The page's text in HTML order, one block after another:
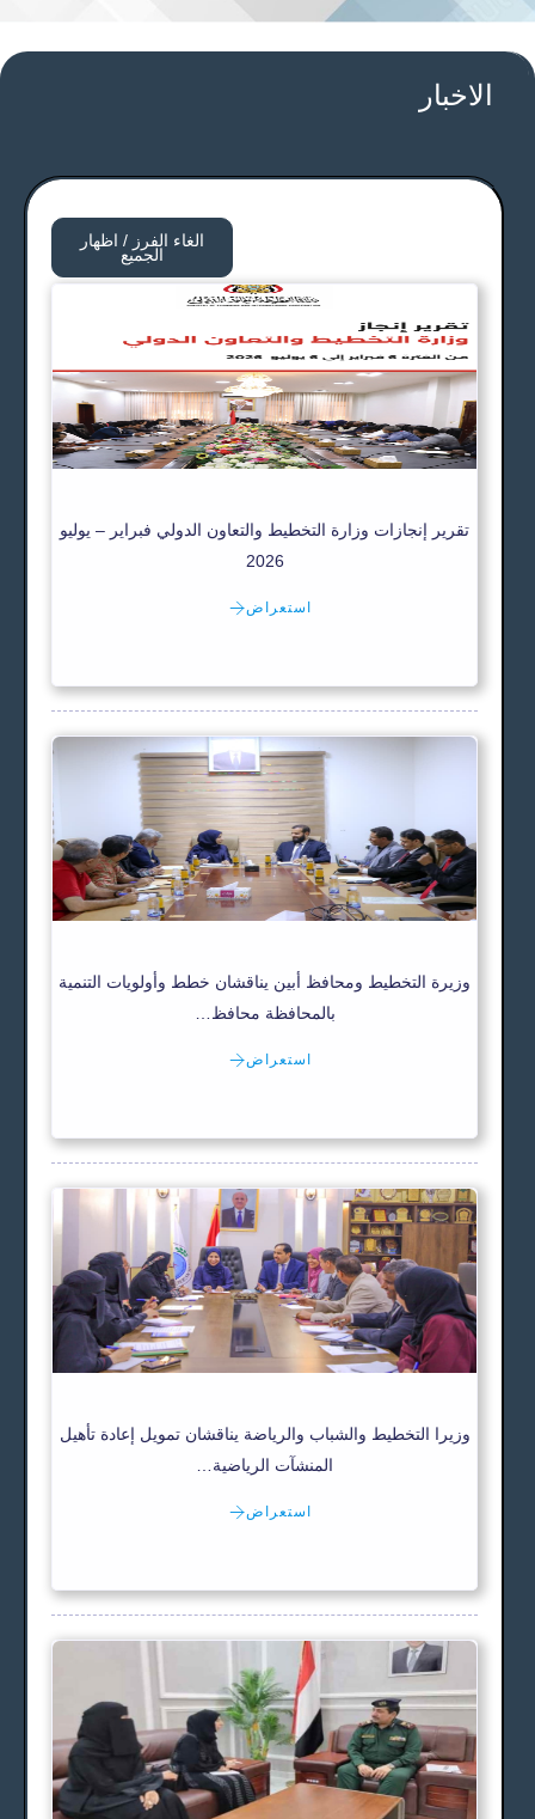
الاخبار
الغاء الفرز / اظهار
الجميع
تقرير إنجازات وزارة التخطيط والتعاون الدولي فبراير – يوليو
2026
استعراض
وزيرة التخطيط ومحافظ أبين يناقشان خطط وأولويات التنمية
بالمحافظة محافظ…
استعراض
وزيرا التخطيط والشباب والرياضة يناقشان تمويل إعادة تأهيل
المنشآت الرياضية…
استعراض